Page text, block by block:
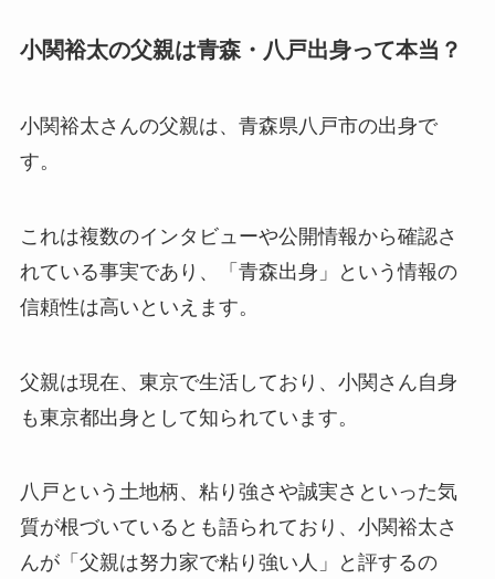
小関裕太の父親は青森・八戸出身って本当？
小関裕太さんの父親は、青森県八戸市の出身で
す。
これは複数のインタビューや公開情報から確認さ
れている事実であり、「青森出身」という情報の
信頼性は高いといえます。
父親は現在、東京で生活しており、小関さん自身
も東京都出身として知られています。
八戸という土地柄、粘り強さや誠実さといった気
質が根づいているとも語られており、小関裕太さ
んが「父親は努力家で粘り強い人」と評するの